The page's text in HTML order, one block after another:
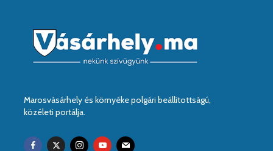
Marosvásárhely és környéke polgári beállítottságú,
közéleti portálja.